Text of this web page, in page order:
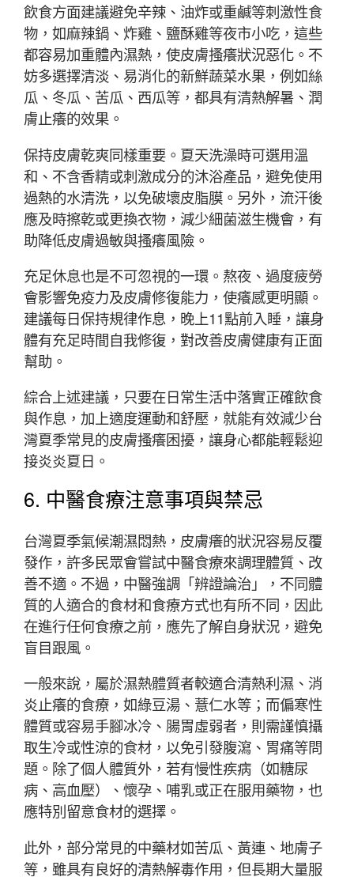
飲食方面建議避免辛辣、油炸或重鹹等刺激性食
物，如麻辣鍋、炸雞、鹽酥雞等夜市小吃，這些
都容易加重體內濕熱，使皮膚搔癢狀況惡化。不
妨多選擇清淡、易消化的新鮮蔬菜水果，例如絲
瓜、冬瓜、苦瓜、西瓜等，都具有清熱解暑、潤
膚止癢的效果。
保持皮膚乾爽同樣重要。夏天洗澡時可選用溫
和、不含香精或刺激成分的沐浴產品，避免使用
過熱的水清洗，以免破壞皮脂膜。另外，流汗後
應及時擦乾或更換衣物，減少細菌滋生機會，有
助降低皮膚過敏與搔癢風險。
充足休息也是不可忽視的一環。熬夜、過度疲勞
會影響免疫力及皮膚修復能力，使癢感更明顯。
建議每日保持規律作息，晚上11點前入睡，讓身
體有充足時間自我修復，對改善皮膚健康有正面
幫助。
綜合上述建議，只要在日常生活中落實正確飲食
與作息，加上適度運動和舒壓，就能有效減少台
灣夏季常見的皮膚搔癢困擾，讓身心都能輕鬆迎
接炎炎夏日。
6. 中醫食療注意事項與禁忌
台灣夏季氣候潮濕悶熱，皮膚癢的狀況容易反覆
發作，許多民眾會嘗試中醫食療來調理體質、改
善不適。不過，中醫強調「辨證論治」，不同體
質的人適合的食材和食療方式也有所不同，因此
在進行任何食療之前，應先了解自身狀況，避免
盲目跟風。
一般來說，屬於濕熱體質者較適合清熱利濕、消
炎止癢的食療，如綠豆湯、薏仁水等；而偏寒性
體質或容易手腳冰冷、腸胃虛弱者，則需謹慎攝
取生冷或性涼的食材，以免引發腹瀉、胃痛等問
題。除了個人體質外，若有慢性疾病（如糖尿
病、高血壓）、懷孕、哺乳或正在服用藥物，也
應特別留意食材的選擇。
此外，部分常見的中藥材如苦瓜、黃連、地膚子
等，雖具有良好的清熱解毒作用，但長期大量服